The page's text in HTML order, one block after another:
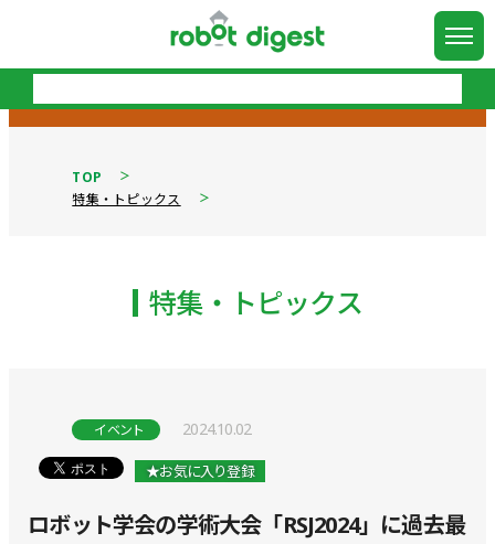
TOP
特集・トピックス
特集・トピックス
イベント 2024.10.02
★お気に入り登録
ロボット学会の学術大会「RSJ2024」に過去最